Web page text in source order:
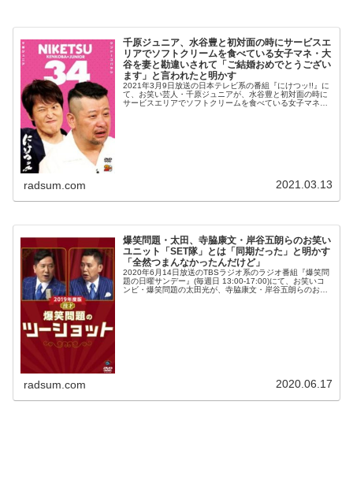
千原ジュニア、水谷豊と初対面の時にサービスエ
リアでソフトクリームを食べている女子マネ・大
谷を妻と勘違いされて「ご結婚おめでとうござい
ます」と言われたと明かす
2021年3月9日放送の日本テレビ系の番組『にけつッ!!』に
て、お笑い芸人・千原ジュニアが、水谷豊と初対面の時に
サービスエリアでソフトクリームを食べている女子マネ・
radsum.com 2021.03.13
爆笑問題・太田、寺脇康文・岸谷五朗らのお笑い
ユニット「SET隊」とは「同期だった」と明かす
「全然つまんなかったんだけど」
2020年6月14日放送のTBSラジオ系のラジオ番組『爆笑問
題の日曜サンデー』(毎週日 13:00-17:00)にて、お笑いコ
ンビ・爆笑問題の太田光が、寺脇康文・岸谷五朗らのお笑
radsum.com 2020.06.17